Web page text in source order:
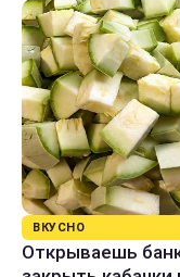
ВКУСНО
Открываешь